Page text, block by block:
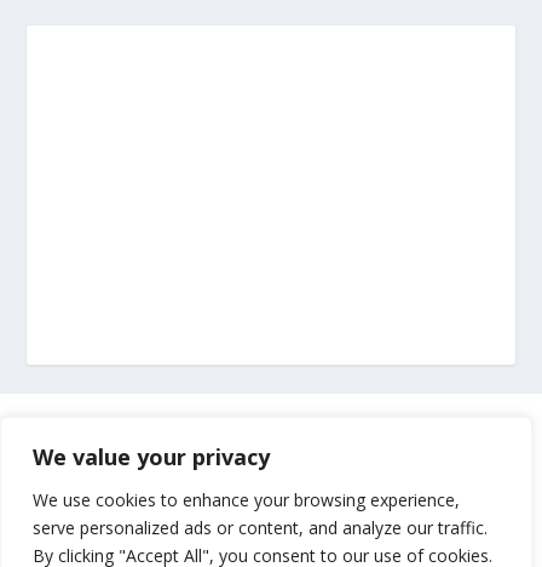
We value your privacy
We use cookies to enhance your browsing experience,
serve personalized ads or content, and analyze our traffic.
By clicking "Accept All", you consent to our use of cookies.
Impressum
Uvjeti korištenja